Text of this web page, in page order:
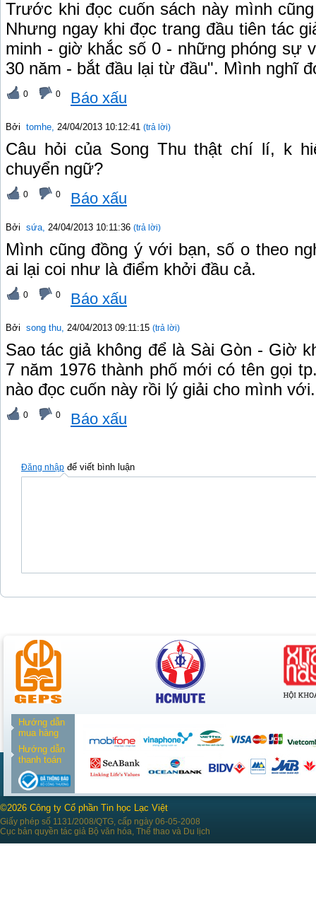
Trước khi đọc cuốn sách này mình
Nhưng ngay khi đọc trang đầu tiên tác
minh - giờ khắc số 0 - những phóng sự
30 năm - bắt đầu lại từ đầu". Mình nghĩ
0 0 Báo xấu
Bởi tomhe, 24/04/2013 10:12:41 (trả lời)
Câu hỏi của Song Thu thật chí lí, k
chuyển ngữ?
0 0 Báo xấu
Bởi sứa, 24/04/2013 10:11:36 (trả lời)
Mình cũng đồng ý với bạn, số o theo
ai lại coi như là điểm khởi đầu cả.
0 0 Báo xấu
Bởi song thu, 24/04/2013 09:11:15 (trả lời)
Sao tác giả không để là Sài Gòn - Giờ
7 năm 1976 thành phố mới có tên gọi
nào đọc cuốn này rồi lý giải cho mình
0 0 Báo xấu
Đăng nhập để viết bình luận
Hướng dẫn
mua hàng
Hướng dẫn
thanh toán
©2026 Công ty Cổ phần Tin học Lạc Việt
Giấy phép số 1131/2008/QTG, cấp ngày 06-05-2008
Cục bản quyền tác giả Bộ văn hóa, Thể thao và Du lịch